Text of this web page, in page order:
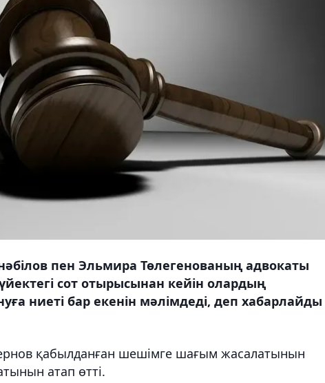
пен Эльмира Төлегенованың адвокаты
сот отырысынан кейін олардың
ниеті бар екенін мәлімдеді, деп хабарлайды
қабылданған шешімге шағым жасалатынын
атап өтті.